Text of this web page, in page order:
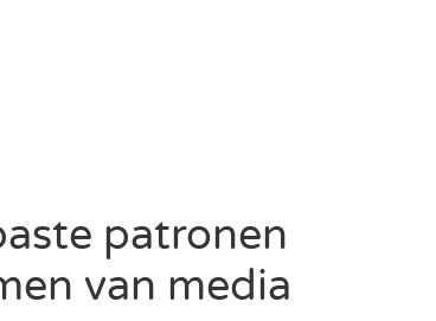
patronen
van media